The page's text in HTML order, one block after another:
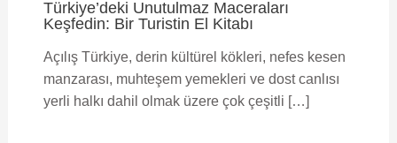
Türkiye’deki Unutulmaz Maceraları
Keşfedin: Bir Turistin El Kitabı
Açılış Türkiye, derin kültürel kökleri, nefes kesen
manzarası, muhteşem yemekleri ve dost canlısı
yerli halkı dahil olmak üzere çok çeşitli […]